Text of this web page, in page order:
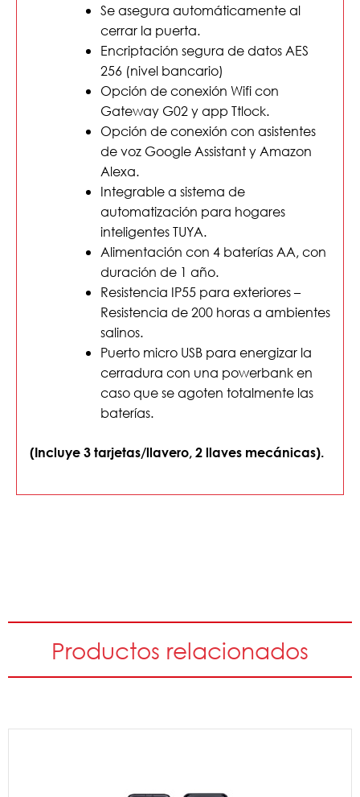
Se asegura automáticamente al
cerrar la puerta.
Encriptación segura de datos AES
256 (nivel bancario)
Opción de conexión Wifi con
Gateway G02 y app Ttlock.
Opción de conexión con asistentes
de voz Google Assistant y Amazon
Alexa.
Integrable a sistema de
automatización para hogares
inteligentes TUYA.
Alimentación con 4 baterías AA, con
duración de 1 año.
Resistencia IP55 para exteriores –
Resistencia de 200 horas a ambientes
salinos.
Puerto micro USB para energizar la
cerradura con una powerbank en
caso que se agoten totalmente las
baterías.
(Incluye 3 tarjetas/llavero, 2 llaves mecánicas).
Productos relacionados